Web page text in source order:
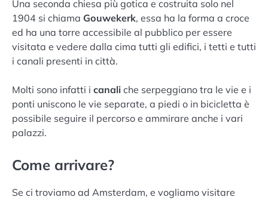
Una seconda chiesa più gotica e costruita solo nel
1904 si chiama Gouwekerk, essa ha la forma a croce
ed ha una torre accessibile al pubblico per essere
visitata e vedere dalla cima tutti gli edifici, i tetti e tutti
i canali presenti in città.
Molti sono infatti i canali che serpeggiano tra le vie e i
ponti uniscono le vie separate, a piedi o in bicicletta è
possibile seguire il percorso e ammirare anche i vari
palazzi.
Come arrivare?
Se ci troviamo ad Amsterdam, e vogliamo visitare